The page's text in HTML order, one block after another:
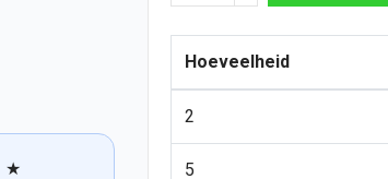
★
Hoeveelheid
2
5